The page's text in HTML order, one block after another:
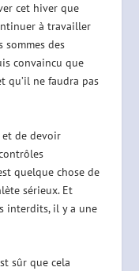
cet hiver que
à travailler
des
convaincu que
qu’il ne faudra pas
et de devoir
quelque chose de
sérieux. Et
interdits, il y a une
sûr que cela